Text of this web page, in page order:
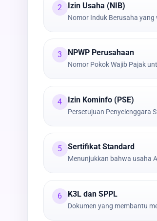
2 Izin Usaha (NIB)
Nomor Induk Berusaha
3 NPWP Perusahaan
Nomor Pokok Wajib Pajak
4 Izin Kominfo (PSE)
Persetujuan Penyelenggara
5 Sertifikat Standard
Menunjukkan bahwa usaha
6 K3L dan SPPL
Dokumen yang membantu